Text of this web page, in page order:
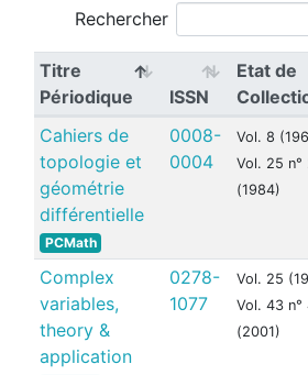
Rechercher
Titre
Périodique
ISSN
Etat de
Cahiers de
topologie et
géométrie
différentielle
PCMath
0008-
0004
Vol. 8
Vol. 25 n°
(1984)
Complex
variables,
theory &
application
0278-
1077
Vol. 25
Vol. 43 n°
(2001)